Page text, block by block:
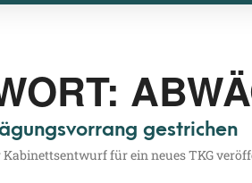
gestrichen
für ein neu­es TKG